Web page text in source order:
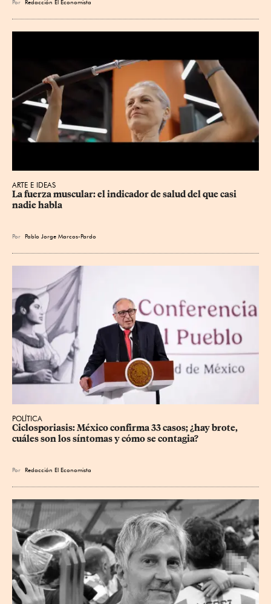
Por Redacción El Economista
ARTE E IDEAS
La fuerza muscular: el indicador de salud del que casi
nadie habla
Por Pablo Jorge Marcos-Pardo
POLÍTICA
Ciclosporiasis: México confirma 33 casos; ¿hay brote,
cuáles son los síntomas y cómo se contagia?
Por Redacción El Economista